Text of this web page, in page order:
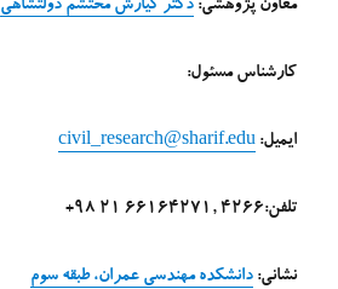
معاون پژوهشی:دکتر کیارش محتشم دولتشاهی
کارشناس مسئول:
ایمیل:civil_research@sharif.edu
تلفن:4266 ,66164271 21 98+
نشانی:دانشکده مهندسی عمران، طبقه سوم